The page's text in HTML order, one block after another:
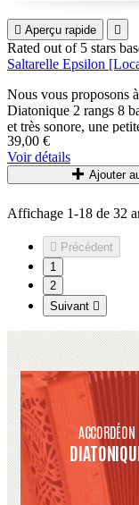
 Aperçu rapide 
Rated out of 5 stars
Saltarelle Epsilon
Nous vous proposons
Diatonique 2 rangs 8
et très sonore, une
qui lui confère une
Accordéons accordés
Livrés avec bretelles et
39,00 €
Voir détails
Ajouter
Affichage 1-18 de 32
 Précédent
1
2
Suivant 
ACCORDÉON